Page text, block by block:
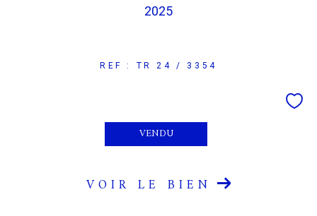
2025
REF : TR 24 / 3354
VENDU
VOIR LE BIEN